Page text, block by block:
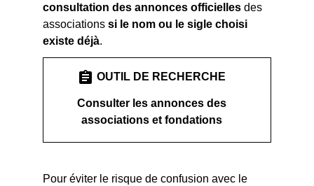
consultation des annonces officielles des
associationssi le nom ou le sigle choisi
existe déjà.
assignment OUTIL DE RECHERCHE
Consulter les annonces des
associations et fondations
Pour éviter le risque de confusion avec le